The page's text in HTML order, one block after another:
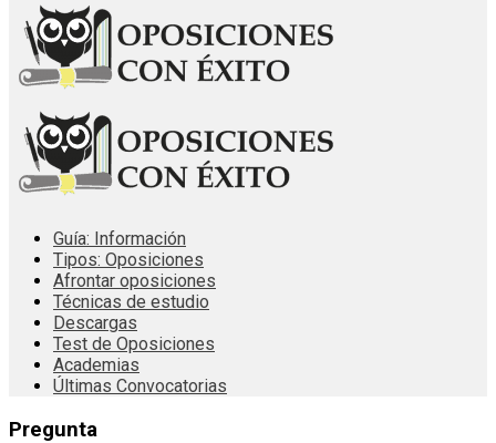
Guía: Información
Tipos: Oposiciones
Afrontar oposiciones
Técnicas de estudio
Descargas
Test de Oposiciones
Academias
Últimas Convocatorias
Pregunta